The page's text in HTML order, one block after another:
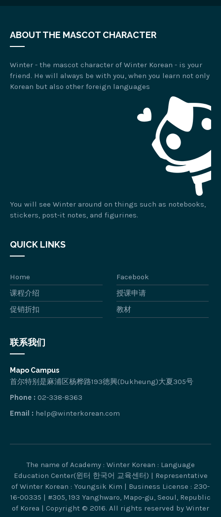
ABOUT THE MASCOT CHARACTER
Winter - the mascot character of Winter Korean - is your
friend. He will always be with you, when you learn not only
Korean but also other foreign languages
You will see Winter around on things such as notebooks,
stickers, post-it notes, and figurines.
QUICK LINKS
Home
Facebook
课程介绍
授课申请
促销折扣
教材
联系我们
Mapo Campus
首尔特别是麻浦区杨桦路193徳興(Dukheung)大夏305号
Phone : 02-338-8363
Email : help@winterkorean.com
The name of Academy : Winter Korean : Language
Education Center(윈터 한국어 교육센터) | Representative
of Winter Korean : Youngsik Kim | Business License : 230-
16-00335 | #305, 193 Yanghwaro, Mapo-gu, Seoul, Republic
of Korea | Copyright © 2016. All rights reserved by Winter